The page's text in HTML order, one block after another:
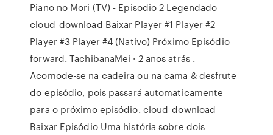
Piano no Mori (TV) - Episodio 2 Legendado
cloud_download Baixar Player #1 Player #2
Player #3 Player #4 (Nativo) Próximo Episódio
forward. TachibanaMei · 2 anos atrás .
Acomode-se na cadeira ou na cama & desfrute
do episódio, pois passará automaticamente
para o próximo episódio. cloud_download
Baixar Episódio Uma história sobre dois